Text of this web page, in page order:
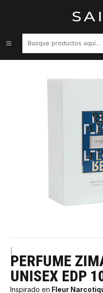
PERFUME ZIMAYA REFLECT
PERFUME
UNISEX EDP
Inspirado en Fleur